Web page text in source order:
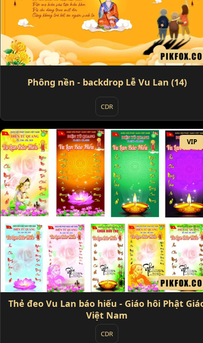
Phông nền - backdrop Lễ Vu Lan (14)
CDR
VIP
Thẻ đeo Vu Lan báo hiếu - Giáo hôi Phật
Việt Nam
CDR